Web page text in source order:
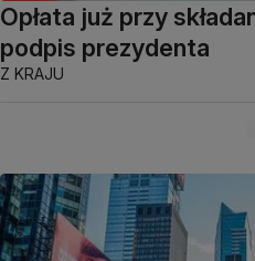
Opłata już przy
podpis prezydenta
Z KRAJU